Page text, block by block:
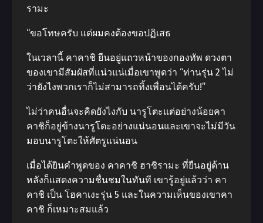
รามะ
“ขอโทษครับ แต่ผมคงต้องขอปฏิเสธ
ในเวลานี้ คาคาชิ ยืนอยู่แถวหน้าของกองทัพ ดวงตา
ของเขามีสัมผัสที่แน่วแน่เมื่อเขาพูดว่า “ท่านรุ่น 2 ไม่
ว่ายังไงพวกเราก็ไม่สามารถทิ้งเพื่อนได้ครับ!”
ไม่ว่าคนอื่นจะคิดยังไงกับ นารูโตะแต่อย่างน้อยคา
คาชิก็อยู่ข้างนารูโตะอย่างแน่นอนและเขาจะไม่มีวัน
มอบนารูโตะให้ศัตรูแน่นอน
เมื่อได้ยินคําพูดของ คาคาชิ ฮาชิรามะ ที่ยืนอยู่ด้าน
หลังก็แสดงความชื่นชมในทันที เขารู้อยู่แล้วว่า คา
คาชิ เป็น โฮคาเงะรุ่น 5 และในความเห็นของเขาคา
คาชิ ก็เหมาะสมแล้ว